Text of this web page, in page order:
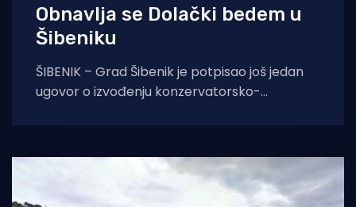
Obnavlja se Dolački bedem u
Šibeniku
ŠIBENIK – Grad Šibenik je potpisao još jedan
ugovor o izvođenju konzervatorsko-
Dolačkom bedemu sa splitskom firmom